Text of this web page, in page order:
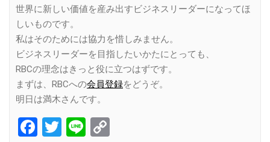
世界に新しい価値を産み出すビジネスリーダーになってほ
しいものです。
私はそのためには協力を惜しみません。
ビジネスリーダーを目指したいかたにとっても、
RBCの理念はきっと役に立つはずです。
まずは、RBCへの会員登録をどうぞ。
明日は満木さんです。
Facebook
Twitter
Line